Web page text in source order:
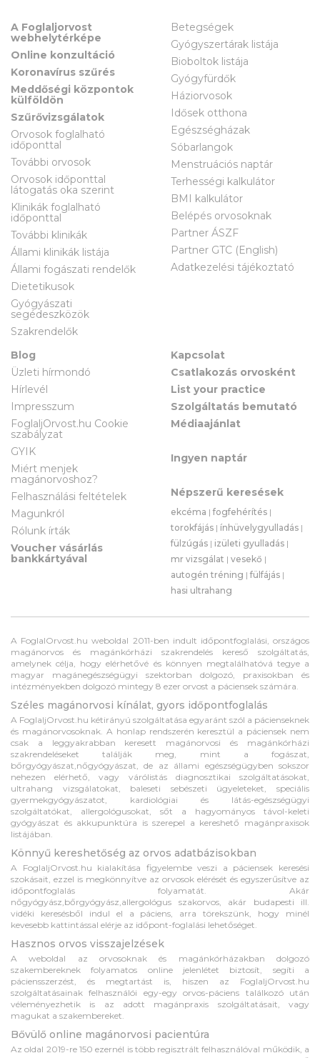
A Foglaljorvost
webhelytérképe
Online konzultáció
Koronavírus szűrés
Meddőségi központok
külföldön
Szűrővizsgálatok
Orvosok foglalható
időponttal
További orvosok
Orvosok időponttal
látogatás oka szerint
Klinikák foglalható
időponttal
További klinikák
Állami klinikák listája
Állami fogászati rendelők
Dietetikusok
Gyógyászati
segédeszközök
Szakrendelők
Betegségek
Gyógyszertárak listája
Bioboltok listája
Gyógyfürdők
Háziorvosok
Idősek otthona
Egészségházak
Sóbarlangok
Menstruációs naptár
Terhességi kalkulátor
BMI kalkulátor
Belépés orvosoknak
Partner ÁSZF
Partner GTC (English)
Adatkezelési tájékoztató
Blog
Üzleti hírmondó
Hírlevél
Impresszum
FoglaljOrvost.hu Cookie
szabályzat
GYIK
Miért menjek
magánorvoshoz?
Felhasználási feltételek
Magunkról
Rólunk írták
Voucher vásárlás
bankkártyával
Kapcsolat
Csatlakozás orvosként
List your practice
Szolgáltatás bemutató
Médiaajánlat
Ingyen naptár
Népszerű keresések
ekcéma |fogfehérítés |
torokfájás | ínhüvelygyulladás |
fülzúgás | izületi gyulladás |
mr vizsgálat | vesekő |
autogén tréning |fülfájás |
hasi ultrahang
A FoglalOrvost.hu weboldal 2011-ben indult időpontfoglalási, országos
magánorvos és magánkórházi szakrendelés kereső szolgáltatás,
amelynek célja, hogy elérhetővé és könnyen megtalálhatóvá tegye a
magyar magánegészségügyi szektorban dolgozó, praxisokban és
intézményekben dolgozó mintegy 8 ezer orvost a páciensek számára.
Széles magánorvosi kínálat, gyors időpontfoglalás
A FoglaljOrvost.hu kétirányú szolgáltatása egyaránt szól a pácienseknek
és magánorvosoknak. A honlap rendszerén keresztül a páciensek nem
csak a leggyakrabban keresett magánorvosi és magánkórházi
szakrendeléseket találják meg, mint a fogászat,
bőrgyógyászat,nőgyógyászat, de az állami egészségügyben sokszor
nehezen elérhető, vagy várólistás diagnosztikai szolgáltatásokat,
ultrahang vizsgálatokat, baleseti sebészeti ügyeleteket, speciális
gyermekgyógyászatot, kardiológiai és látás-egészségügyi
szolgáltatókat, allergológusokat, sőt a hagyományos távol-keleti
gyógyászat és akkupunktúra is szerepel a kereshető magánpraxisok
listájában.
Könnyű kereshetőség az orvos adatbázisokban
A FoglaljOrvost.hu kialakítása figyelembe veszi a páciensek keresési
szokásait, ezzel is megkönnyítve az orvosok elérését és egyszerűsítve az
időpontfoglalás folyamatát. Akár
nőgyógyász,bőrgyógyász,allergológus szakorvos, akár budapesti ill.
vidéki keresésből indul el a páciens, arra törekszünk, hogy minél
kevesebb kattintással elérje az időpont-foglalási lehetőséget.
Hasznos orvos visszajelzések
A weboldal az orvosoknak és magánkórházakban dolgozó
szakembereknek folyamatos online jelenlétet biztosít, segíti a
páciensszerzést, és megtartást is, hiszen az FoglaljOrvost.hu
szolgáltatásainak felhasználói egy-egy orvos-páciens találkozó után
véleményezhetik is az adott magánpraxis szolgáltatásait, vagy
magukat a szakembereket.
Bővülő online magánorvosi pacientúra
Az oldal 2019-re 150 ezernél is több regisztrált felhasználóval működik, a